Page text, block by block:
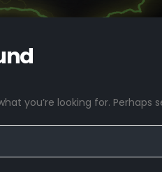
you’re looking for. Perhaps